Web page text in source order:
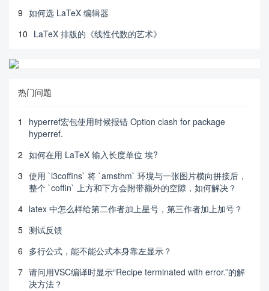
9 如何选 LaTeX 编辑器
10 LaTeX 排版的《线性代数的艺术》
热门问题
1
hyperref宏包使用时候报错 Option clash for package
hyperref.
2 如何在用 LaTeX 输入长度单位 埃?
3 使用 `l3coffins` 将 `amsthm` 环境与一张图片横向拼接后，
整个 `coffin` 上方和下方会附带额外的空隙，如何解决？
4 latex 中怎么样给第二作者加上星号，第三作者加上加号？
5 测试反馈
6 多行公式，能不能公式本身靠左显示？
7 请问用VSC编译时显示“Recipe terminated with error.”的解
决方法？